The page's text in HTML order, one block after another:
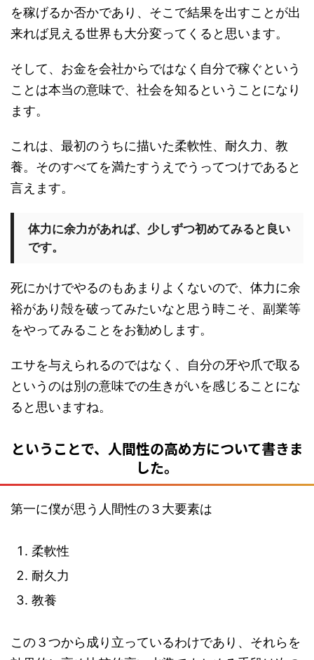
を稼げるか否かであり、そこで結果を出すことが出
来れば見える世界も大分変ってくると思います。
そして、お金を会社からではなく自分で稼ぐという
ことは本当の意味で、社会を知るということになり
ます。
これは、最初のうちに描いた柔軟性、耐久力、教
養。そのすべてを満たすうえでうってつけであると
言えます。
体力に余力があれば、少しずつ初めてみると良い
です。
死にかけでやるのもあまりよくないので、体力に余
裕があり殻を破ってみたいなと思う時こそ、副業等
をやってみることをお勧めします。
エサを与えられるのではなく、自分の牙や爪で取る
というのは別の意味での生きがいを感じることにな
ると思いますね。
ということで、人間性の高め方について書きま
した。
第一に僕が思う人間性の３大要素は
柔軟性
耐久力
教養
この３つから成り立っているわけであり、それらを